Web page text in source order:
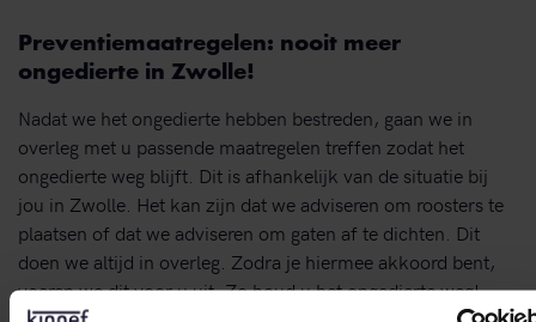
Preventiemaatregelen: nooit meer
ongedierte in Zwolle!
Nadat we het ongedierte hebben bestreden, gaan we in
overleg met u passende maatregelen treffen zodat het
ongedierte weg blijft. Dit is afhankelijk van de situatie bij
jou in Zwolle. Het kan zijn dat we adviseren om roosters te
plaatsen of dat we adviseren om gaten af te dichten. Dit
doen we altijd in overleg. Zodra je hiermee akkoord bent,
voeren we dit voor u uit. Zo houd u het ongedierte weg!